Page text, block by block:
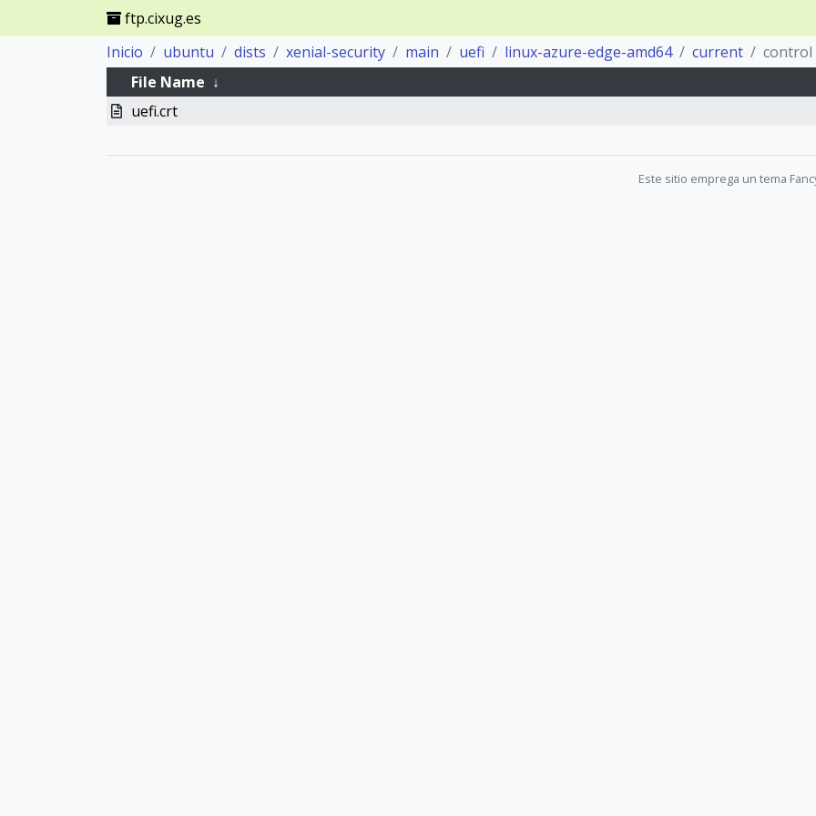
ftp.cixug.es
Inicio
ubuntu dists xenial-security main uefi linux-azure-edge-amd64 current
control
File Name ↓
uefi.crt
Este sitio emprega un tema